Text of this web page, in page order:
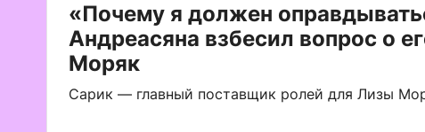
«Почему я должен
Андреасяна взбесил вопрос о
Моряк
Сарик — главный поставщик ролей для Лизы